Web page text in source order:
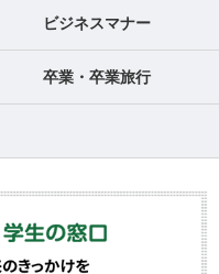
ビジネスマナー
卒業・卒業旅行